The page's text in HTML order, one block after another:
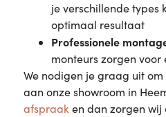
je verschillende types
optimaal resultaat
Professionele
monteurs zorgen
We nodigen je graag uit
aan onze showroom in
afspraaken dan zorgen wij